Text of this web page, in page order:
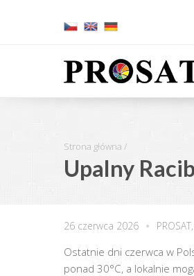
Strona główna /
Upalny
26 czerwca 2026 PROSAT,
Ostatnie dni czerwca w
ponad 30°C, a lokalnie